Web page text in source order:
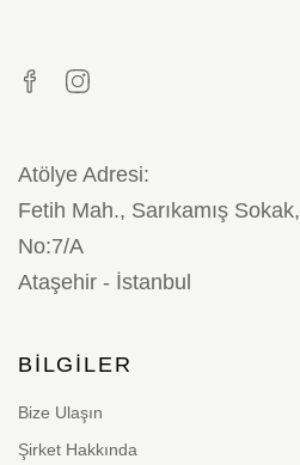
Atölye Adresi:
Fetih Mah., Sarıkamış Sokak,
No:7/A
Ataşehir - İstanbul
BILGILER
Bize Ulaşın
Şirket Hakkında